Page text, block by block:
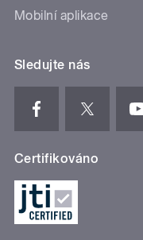
Mobilní aplikace
Sledujte nás
Certifikováno